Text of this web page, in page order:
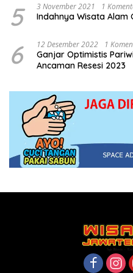
5 3 November 2021 1
Indahnya Wisata Alam
6 12 Desember 2022 1
Ganjar Optimistis
Ancaman Resesi 2023